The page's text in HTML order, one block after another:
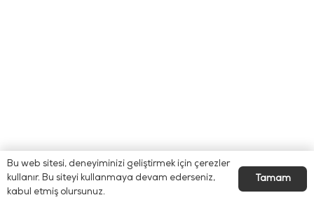
Bu web sitesi, deneyiminizi geliştirmek için çerezler
kullanır. Bu siteyi kullanmaya devam ederseniz,
kabul etmiş olursunuz.
Tamam